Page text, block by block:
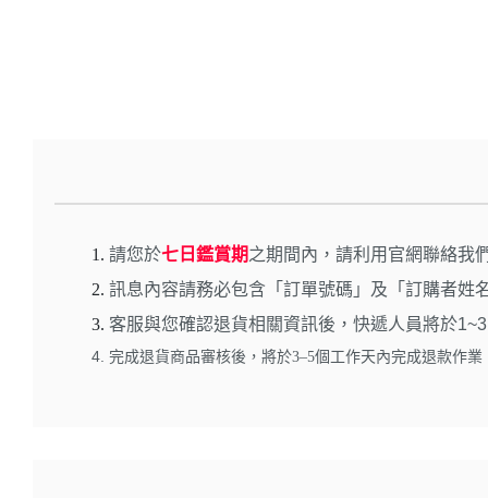
請您於七日鑑賞期之期間內，請利用官網聯絡我
訊息內容請務必包含「訂單號碼」及「訂購者姓
客服與您確認退貨相關資訊後，快遞人員將於
完成退貨商品審核後，將於3–5個工作天內完成退款作